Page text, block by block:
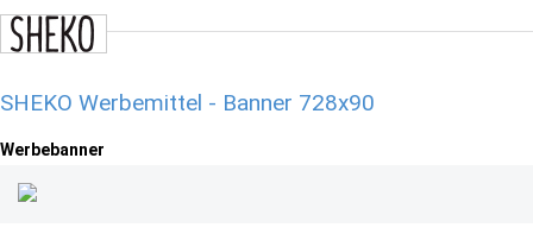
SHEKO Werbemittel - Banner 728x90
Werbebanner